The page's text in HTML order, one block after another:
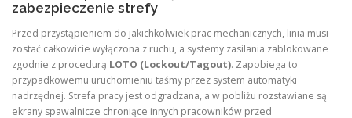
zabezpieczenie strefy
Przed przystąpieniem do jakichkolwiek prac mechanicznych, linia musi
zostać całkowicie wyłączona z ruchu, a systemy zasilania zablokowane
zgodnie z procedurą LOTO (Lockout/Tagout). Zapobiega to
przypadkowemu uruchomieniu taśmy przez system automatyki
nadrzędnej. Strefa pracy jest odgradzana, a w pobliżu rozstawiane są
ekrany spawalnicze chroniące innych pracowników przed